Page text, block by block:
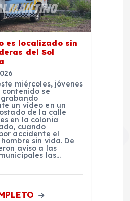
es localizado sin
del Sol
miércoles, jóvenes
se
un vídeo en un
de la calle
en la colonia
cuando
accidente el
sin vida. De
aviso a las
las…